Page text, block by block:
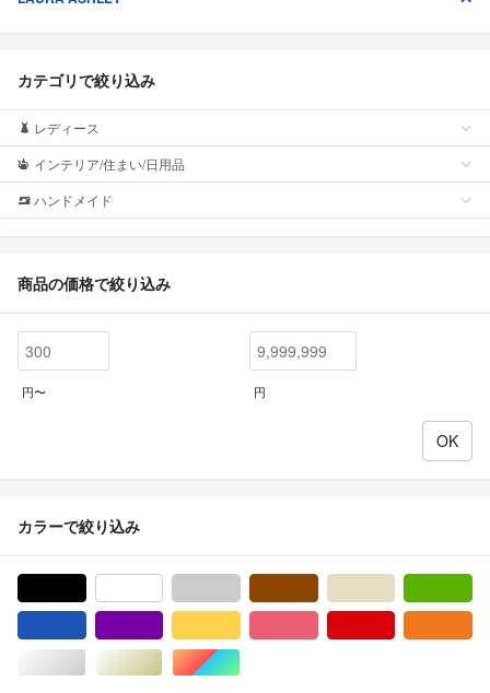
カテゴリで絞り込み
レディース
インテリア/住まい/日用品
ハンドメイド
商品の価格で絞り込み
円〜 円
カラーで絞り込み
シルバー/銀色系ゴールド/金色系マルチカラー